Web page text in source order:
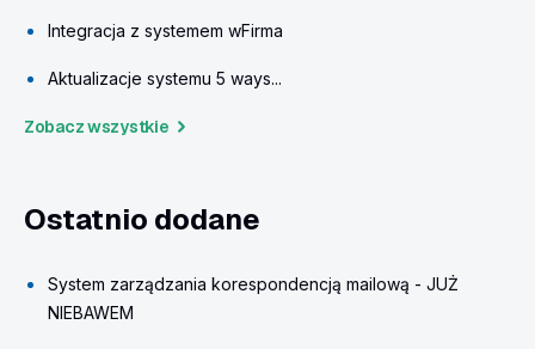
Integracja z systemem wFirma
Aktualizacje systemu 5 ways...
Zobacz wszystkie
Ostatnio dodane
System zarządzania korespondencją mailową - JUŻ
NIEBAWEM